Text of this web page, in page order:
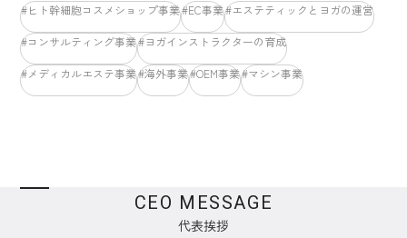
#ヒト幹細胞コスメショップ事業#EC事業#エステティックとヨガの運営
#コンサルティング事業#ヨガインストラクターの育成
#メディカルエステ事業#海外事業#OEM事業#マシン事業
CEO MESSAGE
代表挨拶